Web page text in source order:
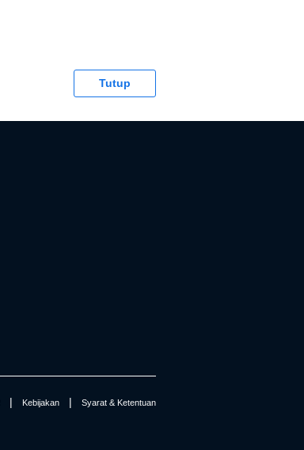
Tutup
| Kebijakan | Syarat & Ketentuan